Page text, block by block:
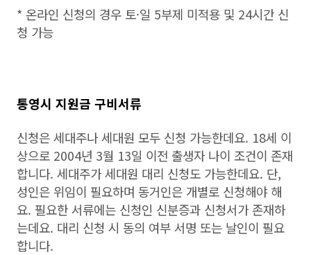
* 온라인 신청의 경우 토·일 5부제 미적용 및 24시간 신
청 가능
통영시 지원금 구비서류
신청은 세대주나 세대원 모두 신청 가능한데요. 18세 이
상으로 2004년 3월 13일 이전 출생자 나이 조건이 존재
합니다. 세대주가 세대원 대리 신청도 가능한데요. 단,
성인은 위임이 필요하며 동거인은 개별로 신청해야 해
요. 필요한 서류에는 신청인 신분증과 신청서가 존재하
는데요. 대리 신청 시 동의 여부 서명 또는 날인이 필요
합니다.